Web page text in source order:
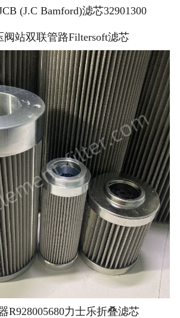
(J.C Bamford)滤芯32901300
阀站双联管路Filtersoft滤芯
R928005680力士乐折叠滤芯